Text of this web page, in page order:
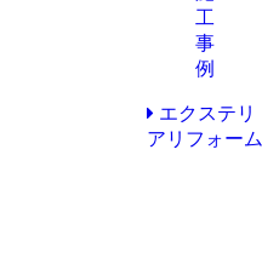
エクステリ
アリフォーム